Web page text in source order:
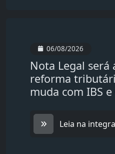
06/08/2026
Nota Legal será
reforma
muda com IBS e
Leia na integra